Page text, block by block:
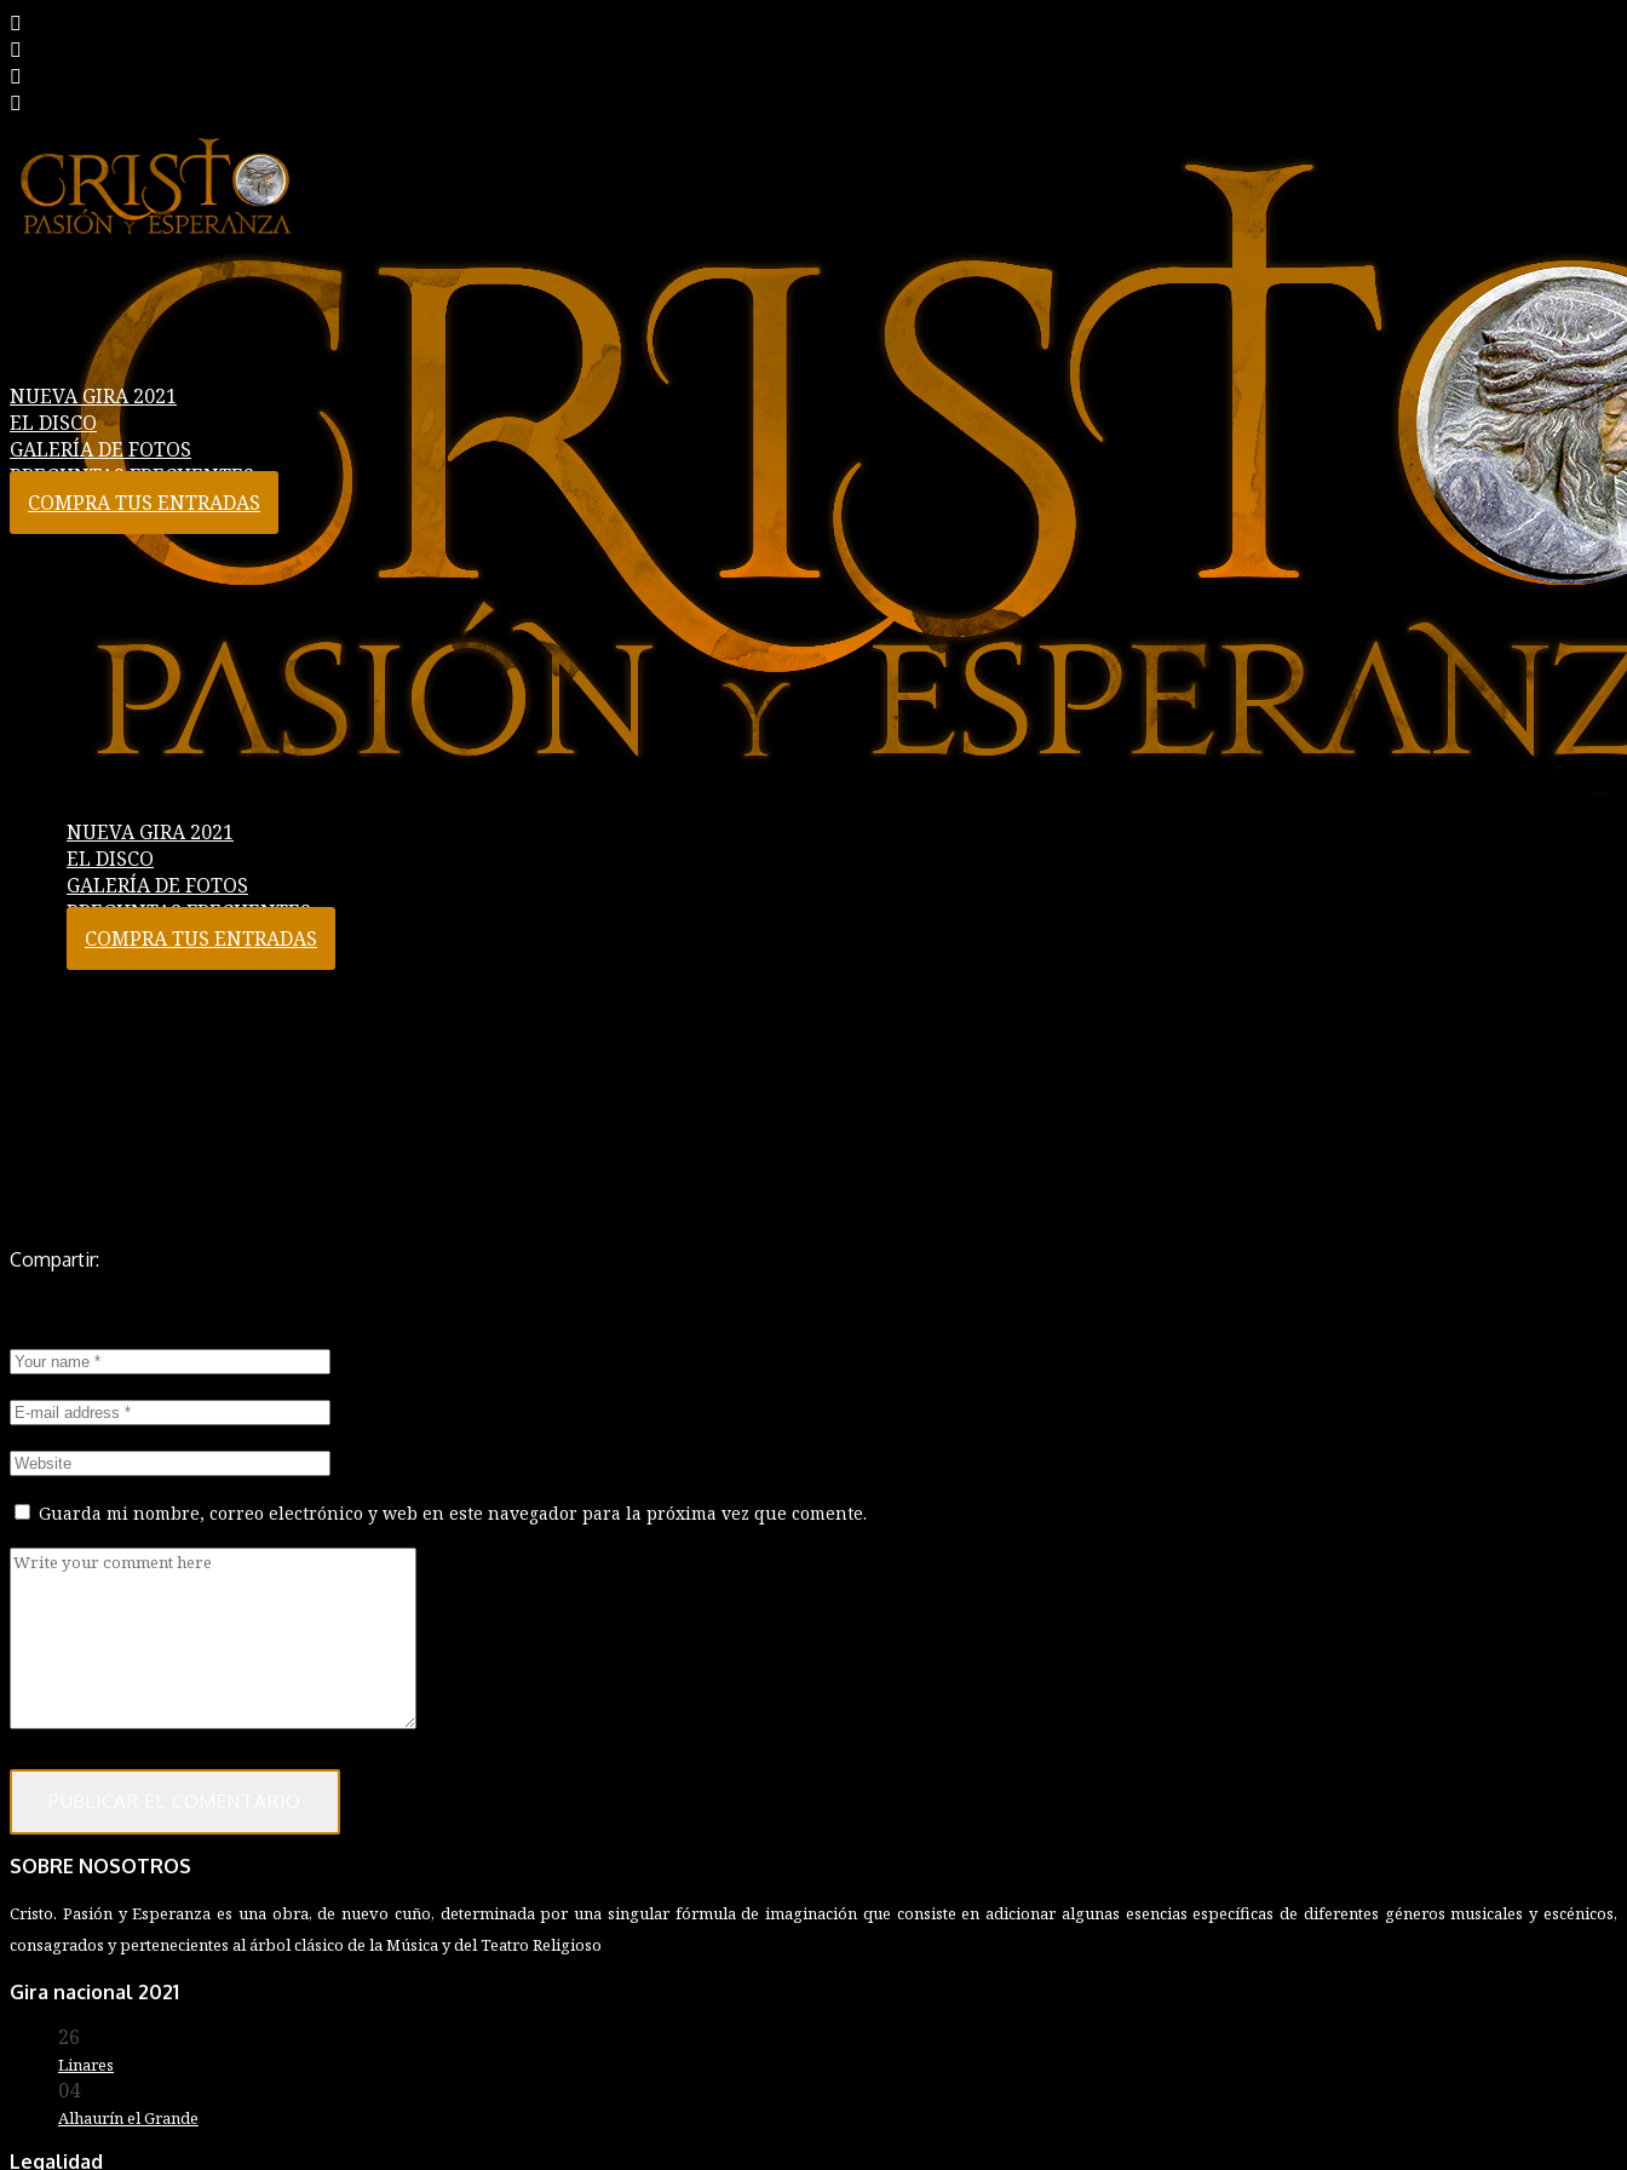
NUEVA GIRA 2021
EL DISCO
GALERÍA DE FOTOS
PREGUNTAS FRECUENTES
COMPRA TUS ENTRADAS
NUEVA GIRA 2021
EL DISCO
GALERÍA DE FOTOS
PREGUNTAS FRECUENTES
COMPRA TUS ENTRADAS
Compartir:
Guarda mi nombre, correo electrónico y web en este navegador para la próxima vez que comente.
SOBRE NOSOTROS
Cristo. Pasión y Esperanza es una obra, de nuevo cuño, determinada por una singular fórmula de imaginación que consiste en adicionar algunas esencias específicas de diferentes géneros musicales y escénicos,
consagrados y pertenecientes al árbol clásico de la Música y del Teatro Religioso
Gira nacional 2021
26
Linares
04
Alhaurín el Grande
Legalidad